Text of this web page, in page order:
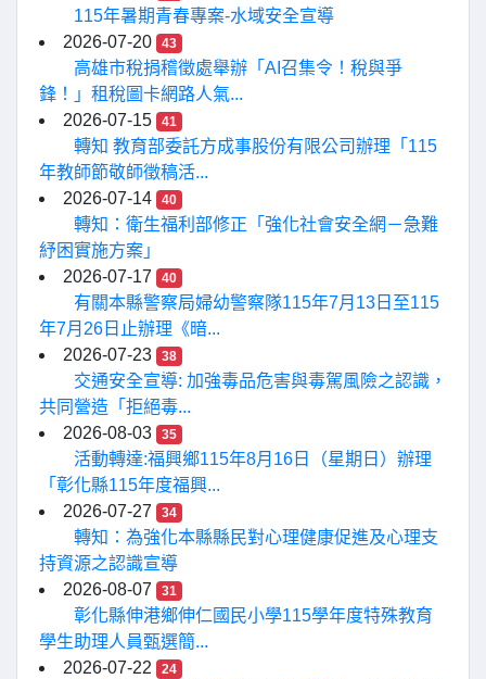
115年暑期青春專案-水域安全宣導
2026-07-20
43
高雄市稅捐稽徵處舉辦「AI召集令！稅與爭
鋒！」租稅圖卡網路人氣...
2026-07-15
41
轉知 教育部委託方成事股份有限公司辦理「115
年教師節敬師徵稿活...
2026-07-14
40
轉知：衛生福利部修正「強化社會安全網－急難
紓困實施方案」
2026-07-17
40
有關本縣警察局婦幼警察隊115年7月13日至115
年7月26日止辦理《暗...
2026-07-23
38
交通安全宣導: 加強毒品危害與毒駕風險之認識，
共同營造「拒絕毒...
2026-08-03
35
活動轉達:福興鄉115年8月16日（星期日）辦理
「彰化縣115年度福興...
2026-07-27
34
轉知：為強化本縣縣民對心理健康促進及心理支
持資源之認識宣導
2026-08-07
31
彰化縣伸港鄉伸仁國民小學115學年度特殊教育
學生助理人員甄選簡...
2026-07-22
24